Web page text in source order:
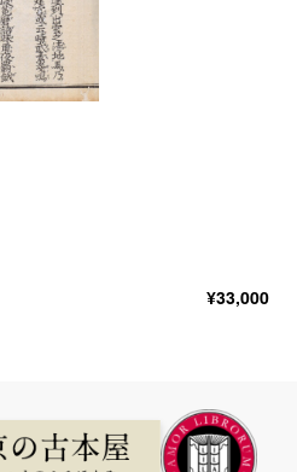
¥33,000